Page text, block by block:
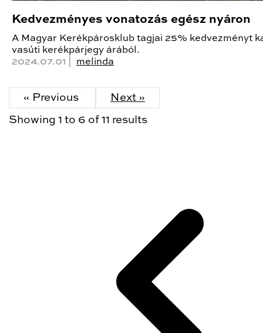
Kedvezményes vonatozás egész nyáron
A Magyar Kerékpárosklub tagjai 25% kedvezményt
vasúti kerékpárjegy árából.
2024.07.01 | melinda
« Previous Next »
Showing 1 to 6 of 11 results